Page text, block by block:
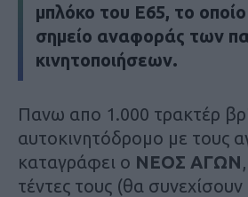
μπλόκο του Ε65, το
σημείο αναφοράς των
κινητοποιήσεων.
Πανω απο 1.000 τρακτέρ
αυτοκινητόδρομο με τους
καταγράφει ο ΝΕΟΣ ΑΓΩΝ
τέντες τους (θα συνεχίσουν